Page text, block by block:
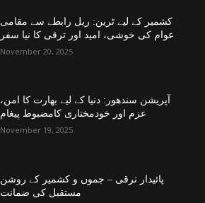
کشمیر کے لیے ٹرین: ریل رابطے سے مقامی
عوام کی خوشی، امید اور ترقی کا نیا سفر
November 20, 2025
آپریشن سندھور: دنیا کے لیے بھارت کا امن،
عزم اور خودمختاری کامضبوط پیغام
November 19, 2025
پائیدار ترقی – جموں و کشمیر کے روشن
مستقبل کی ضمانت